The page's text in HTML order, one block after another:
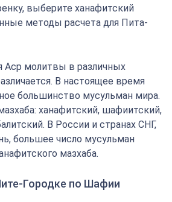
выберите ханафитский
методы расчета для Пита-
Аср молитвы в различных
В настоящее время
большинство мусульман мира.
ханафитский, шафиитский,
В России и странах СНГ,
большее число мусульман
мазхаба.
Городке по Шафии